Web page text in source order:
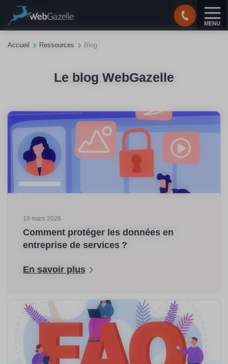
MENU
Accueil Ressources Blog
Le blog WebGazelle
19 mars 2026
Comment protéger les données en
entreprise de services ?
En savoir plus
Panneau de gestion des cookies